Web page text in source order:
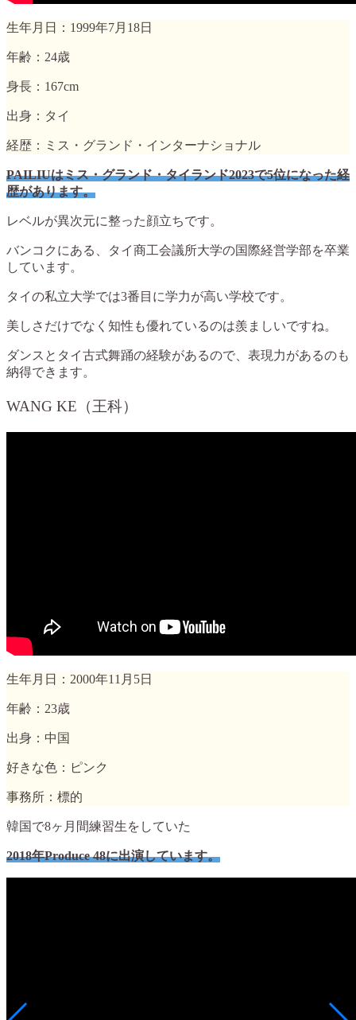
生年月日：1999年7月18日
年齢：24歳
身長：167cm
出身：タイ
経歴：ミス・グランド・インターナショナル
PAILIUはミス・グランド・タイランド2023で5位になった経
歴があります。
レベルが異次元に整った顔立ちです。
バンコクにある、タイ商工会議所大学の国際経営学部を卒業
しています。
タイの私立大学では3番目に学力が高い学校です。
美しさだけでなく知性も優れているのは羨ましいですね。
ダンスとタイ古式舞踊の経験があるので、表現力があるのも
納得できます。
WANG KE（王科）
生年月日：2000年11月5日
年齢：23歳
出身：中国
好きな色：ピンク
事務所：標的
韓国で8ヶ月間練習生をしていた
2018年Produce 48に出演しています。